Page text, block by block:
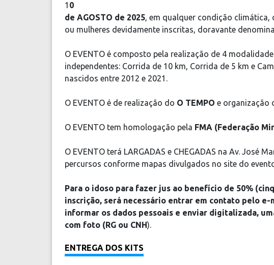
1 0
de AGOSTO de 2025, em qualquer condição climática,
ou mulheres devidamente inscritas, doravante
O EVENTO é composto pela realização de 4
independentes: Corrida de 10 km, Corrida de 5 km e
nascidos entre 2012 e 2021.
O EVENTO é de realização do O TEMPO e organização
O EVENTO tem homologação pela FMA (Federação
O EVENTO terá LARGADAS e CHEGADAS na Av. José
percursos conforme mapas divulgados no site do
Para o idoso para fazer jus ao benefício de 50%
inscrição, será necessário entrar em contato pelo e-
informar os dados pessoais e enviar digitalizada,
com foto (RG ou CNH).
ENTREGA DOS KITS